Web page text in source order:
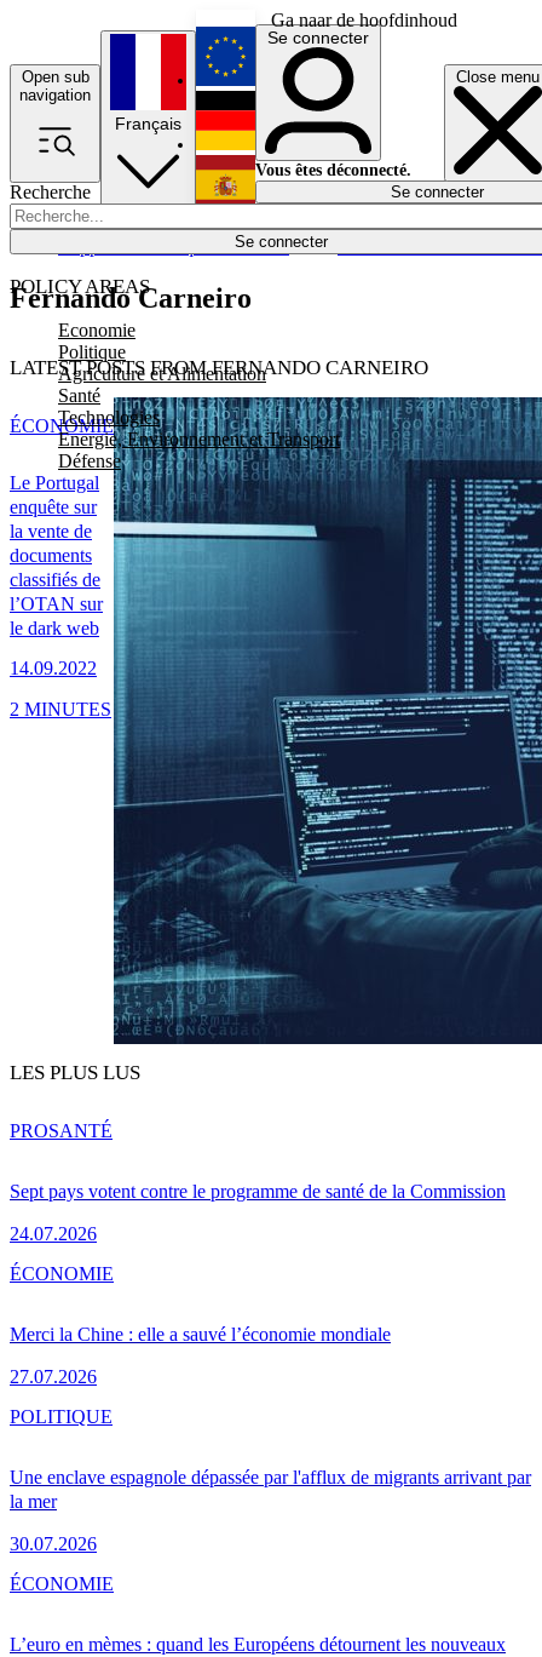
Ga naar de hoofdinhoud
Open sub
navigation
Close menu
Recherche
Se connecter
POLICY AREAS
Economie
Politique
Agriculture et Alimentation
Santé
Technologies
Energie, Environnement et Transport
Défense
Économie
Français
English
Deutsch
Español
Se connecter
Vous êtes déconnecté.
Se connecter
Fernando Carneiro
LATEST POSTS FROM FERNANDO CARNEIRO
Le Portugal
enquête sur
la vente de
documents
classifiés de
l’OTAN sur
le dark web
14.09.2022
ÉCONOMIE
2 MINUTES
LES PLUS LUS
Sept pays votent contre le programme de santé de la Commission
24.07.2026
PROSANTÉ
Merci la Chine : elle a sauvé l’économie mondiale
27.07.2026
ÉCONOMIE
Une enclave espagnole dépassée par l'afflux de migrants arrivant par
la mer
30.07.2026
POLITIQUE
L’euro en mèmes : quand les Européens détournent les nouveaux
ÉCONOMIE